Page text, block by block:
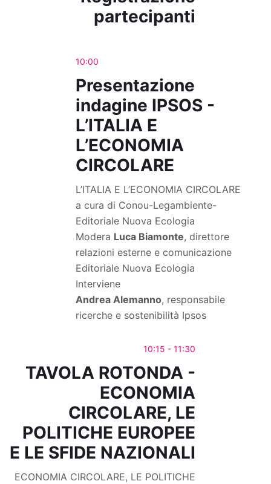
partecipanti
10:00
Presentazione
indagine IPSOS -
L’ITALIA E
L’ECONOMIA
CIRCOLARE
L’ITALIA E L’ECONOMIA CIRCOLARE
a cura di Conou-Legambiente-
Editoriale Nuova Ecologia
Modera Luca Biamonte, direttore
relazioni esterne e comunicazione
Editoriale Nuova Ecologia
Interviene
Andrea Alemanno, responsabile
ricerche e sostenibilità Ipsos
10:15 - 11:30
TAVOLA ROTONDA -
ECONOMIA
CIRCOLARE, LE
POLITICHE EUROPEE
E LE SFIDE NAZIONALI
ECONOMIA CIRCOLARE, LE POLITICHE